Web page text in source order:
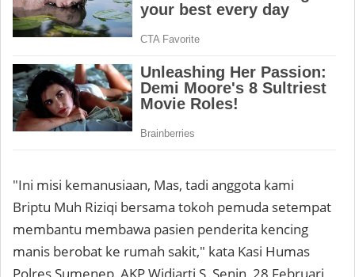
"Ini misi kemanusiaan, Mas, tadi anggota kami
Briptu Muh Riziqi bersama tokoh pemuda setempat
membantu membawa pasien penderita kencing
manis berobat ke rumah sakit," kata Kasi Humas